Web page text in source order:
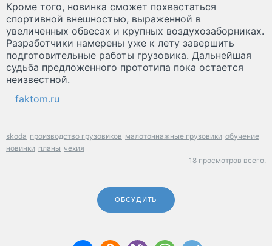
Кроме того, новинка сможет похвастаться
спортивной внешностью, выраженной в
увеличенных обвесах и крупных воздухозаборниках.
Разработчики намерены уже к лету завершить
подготовительные работы грузовика. Дальнейшая
судьба предложенного прототипа пока остается
неизвестной.
faktom.ru
skoda производство грузовиков малотоннажные грузовики обучение
новинки планы чехия
18 просмотров всего.
ОБСУДИТЬ